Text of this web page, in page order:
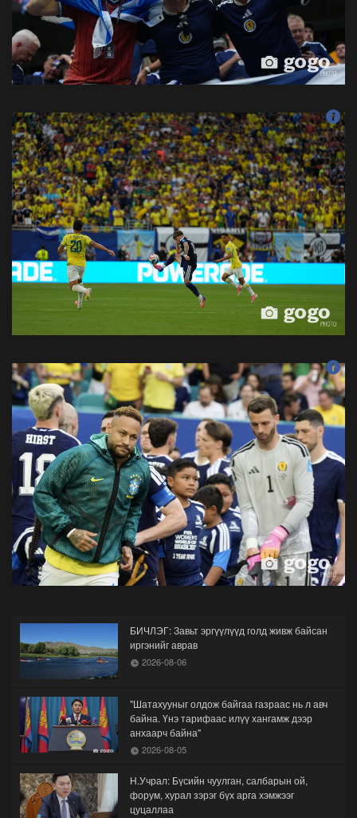
БИЧЛЭГ: Завьт эргүүлүүд голд живж байсан
иргэнийг аврав
2026-08-06
"Шатахууныг олдож байгаа газраас нь л авч
байна. Үнэ тарифаас илүү хангамж дээр
анхаарч байна"
2026-08-05
Н.Учрал: Бүсийн чуулган, салбарын ой,
форум, хурал зэрэг бүх арга хэмжээг
цуцаллаа